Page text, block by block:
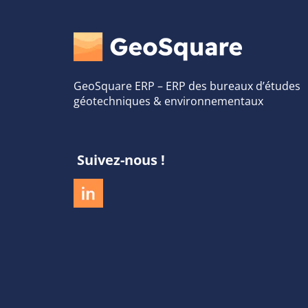
GeoSquare ERP – ERP des bureaux d’études
géotechniques & environnementaux
Suivez-nous !